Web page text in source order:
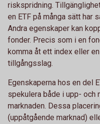
riskspridning.
en ETF på många sätt har
Andra egenskaper kan
fonder. Precis som i en
komma åt ett index eller
tillgångsslag.
Egenskaperna hos en del
spekulera både i upp- och
marknaden. Dessa
(uppåtgående marknad)